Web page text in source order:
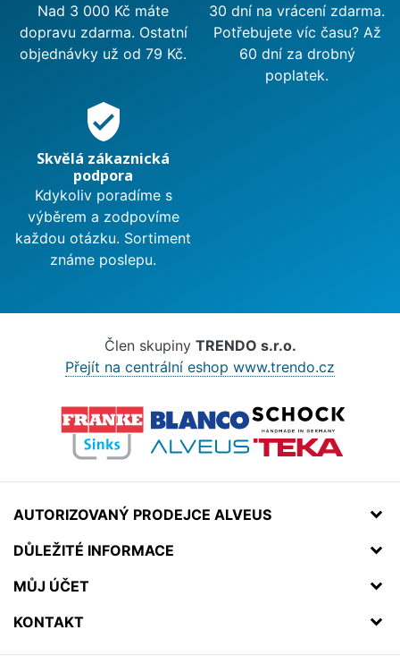
Nad 3 000 Kč máte
dopravu zdarma. Ostatní
objednávky už od 79 Kč.
30 dní na vrácení zdarma.
Potřebujete víc času? Až
60 dní za drobný
poplatek.
verified_user
Skvělá zákaznická
podpora
Kdykoliv poradíme s
výběrem a zodpovíme
každou otázku. Sortiment
známe poslepu.
Člen skupiny TRENDO s.r.o.
Přejít na centrální eshop www.trendo.cz
AUTORIZOVANÝ PRODEJCE ALVEUS
DŮLEŽITÉ INFORMACE
MŮJ ÚČET
KONTAKT